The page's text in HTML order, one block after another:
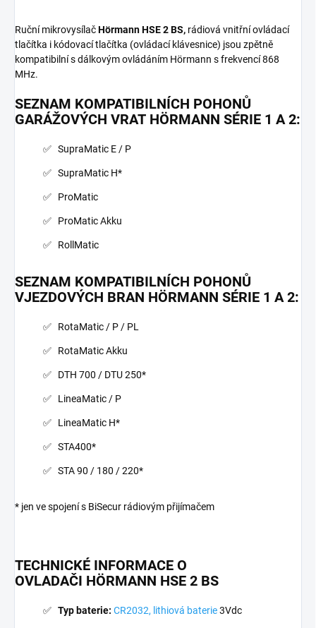
Ruční mikrovysílačHörmann HSE 2 BS, rádiová vnitřní ovládací
tlačítka i kódovací tlačítka (ovládací klávesnice) jsou zpětně
kompatibilní s dálkovým ovládáním Hörmann s frekvencí 868
MHz.
SEZNAM KOMPATIBILNÍCH POHONŮ
GARÁŽOVÝCH VRAT HÖRMANN SÉRIE 1 A 2:
SupraMatic E / P
SupraMatic H*
ProMatic
ProMatic Akku
RollMatic
SEZNAM KOMPATIBILNÍCH POHONŮ
VJEZDOVÝCH BRAN HÖRMANN SÉRIE 1 A 2:
RotaMatic / P / PL
RotaMatic Akku
DTH 700 / DTU 250*
LineaMatic / P
LineaMatic H*
STA400*
STA 90 / 180 / 220*
* jen ve spojení s BiSecur rádiovým přijímačem
TECHNICKÉ INFORMACE O
OVLADAČI HÖRMANN HSE 2 BS
Typ baterie: CR2032, lithiová baterie3Vdc